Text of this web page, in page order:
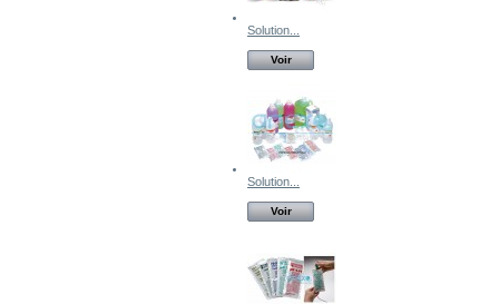
Solution...
Voir
Solution...
Voir